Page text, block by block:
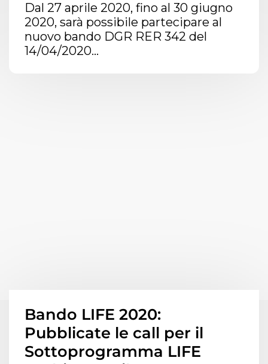
Dal 27 aprile 2020, fino al 30 giugno
2020, sarà possibile partecipare al
nuovo bando DGR RER 342 del
14/04/2020...
Bando LIFE 2020:
Pubblicate le call per il
Sottoprogramma LIFE